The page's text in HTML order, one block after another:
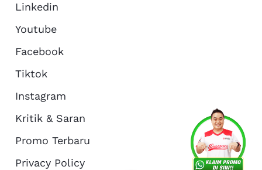
About Us
Linkedin
Youtube
Facebook
Tiktok
Instagram
Kritik & Saran
Promo Terbaru
Privacy Policy